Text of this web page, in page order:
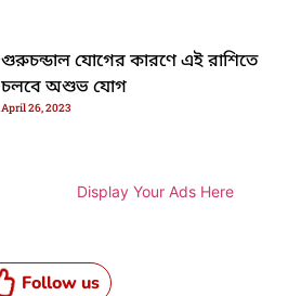
গুরুচন্ডাল যোগের কারণে এই রাশিতে
চলবে অশুভ যোগ
April 26, 2023
Display Your Ads Here
Follow us